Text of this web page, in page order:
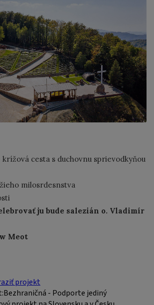
krížová cesta s duchovnu sprievodkyňou
milosrdesnstva
ju bude salezián o. Vladimír
Meot